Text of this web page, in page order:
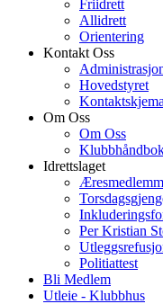
Friidrett
Allidrett
Orientering
Kontakt Oss
Hovedstyret
Kontaktskjema
Om Oss
Om Oss
Idrettslaget
Per Kristian
Politiattest
Bli Medlem
Utleie - Klubbhus